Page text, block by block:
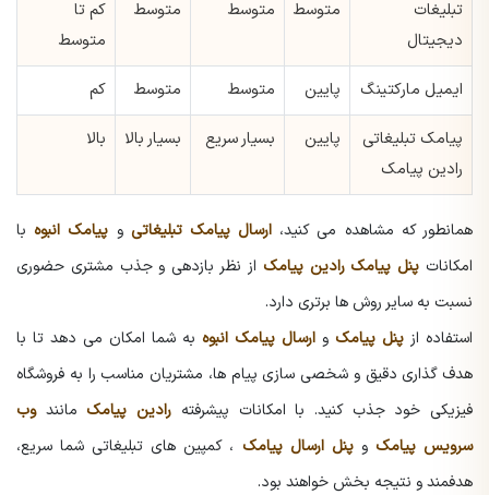
تبلیغات
دیجیتال
متوسط متوسط متوسط
کم تا
متوسط
ایمیل مارکتینگ پایین متوسط متوسط کم
پیامک تبلیغاتی
رادین پیامک
پایین بسیار سریع بسیار بالا بالا
همانطور که مشاهده می کنید، ارسال پیامک تبلیغاتی و پیامک انبوهبا
امکانات پنل پیامک رادین پیامک از نظر بازدهی و جذب مشتری حضوری
نسبت به سایر روش ها برتری دارد.
استفاده از پنل پیامک و ارسال پیامک انبوه به شما امکان می دهد تا با
هدف گذاری دقیق و شخصی سازی پیام ها، مشتریان مناسب را به فروشگاه
فیزیکی خود جذب کنید. با امکانات پیشرفته رادین پیامک مانندوب
سرویس پیامک وپنل ارسال پیامک ، کمپین های تبلیغاتی شما سریع،
هدفمند و نتیجه بخش خواهند بود.